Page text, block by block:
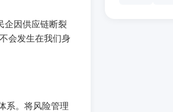
企因供应链断裂
会发生在我们身
系。将风险管理